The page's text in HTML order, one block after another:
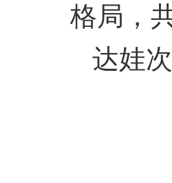
格局，
达娃